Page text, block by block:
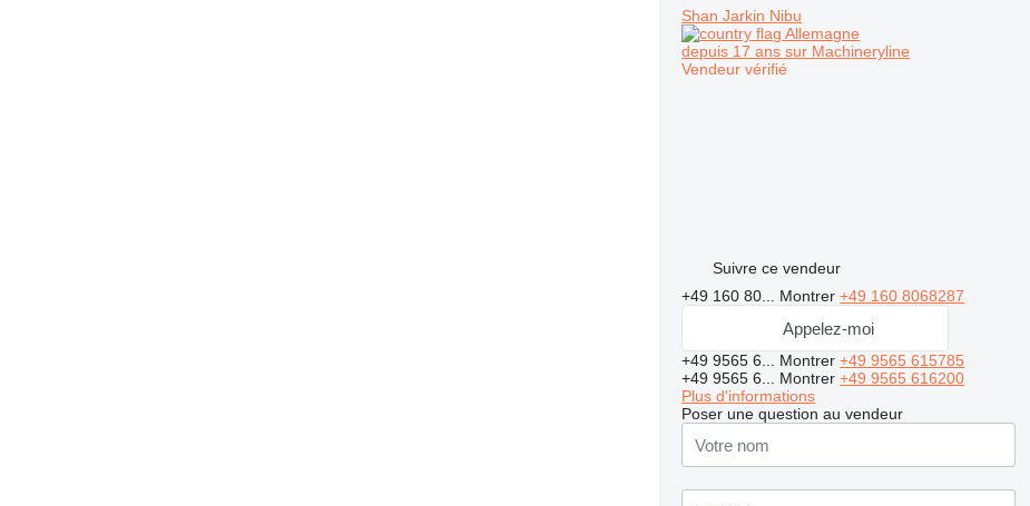
Shan Jarkin Nibu
Allemagne
depuis 17 ans sur Machineryline
Vendeur vérifié
Suivre ce vendeur
+49 160 80... Montrer+49 160 8068287
Appelez-moi
+49 9565 6... Montrer+49 9565 615785
+49 9565 6... Montrer+49 9565 616200
Plus d'informations
Poser une question au vendeur